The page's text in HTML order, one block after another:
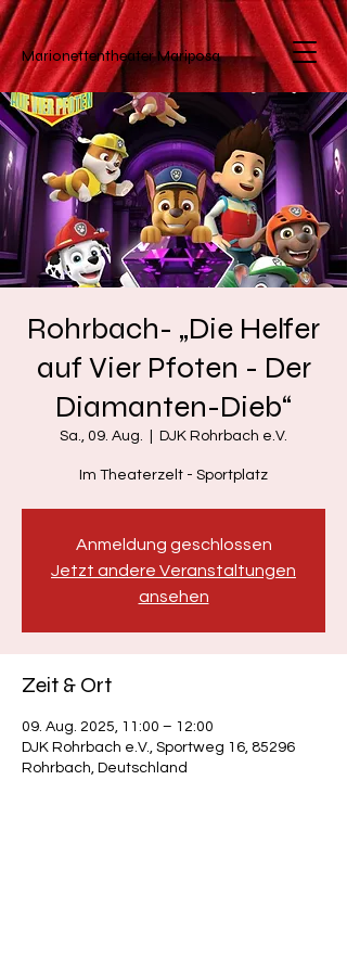
MarionettentheaterMariposa
Rohrbach- „Die Helfer
auf Vier Pfoten - Der
Diamanten-Dieb“
Sa., 09. Aug. DJK Rohrbach e.V.
Im Theaterzelt - Sportplatz
Anmeldung geschlossen
Jetzt andere Veranstaltungen
ansehen
Zeit & Ort
09. Aug. 2025, 11:00 – 12:00
DJK Rohrbach e.V., Sportweg 16, 85296
Rohrbach, Deutschland